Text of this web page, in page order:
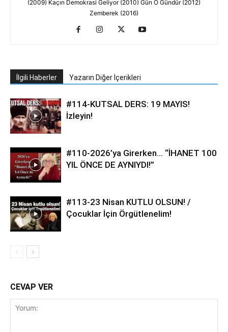
(2009) Kaçın Demokrasi Geliyor (2010) Gün O Gündür (2012)
Zemberek (2016)
İlgili Haberler Yazarın Diğer İçerikleri
#114-KUTSAL DERS: 19 MAYIS!
İzleyin!
#110-2026’ya Girerken… “İHANET 100
YIL ÖNCE DE AYNIYDI!”
#113-23 Nisan KUTLU OLSUN! /
Çocuklar İçin Örgütlenelim!
CEVAP VER